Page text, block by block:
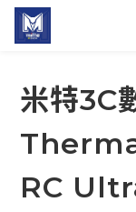
米特3C
RC